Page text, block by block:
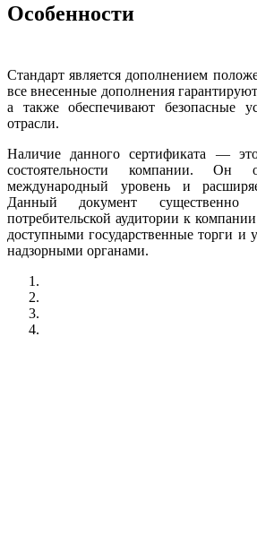
Особенности
Стандарт является дополнением
все внесенные дополнения
а также обеспечивают безопасные
отрасли.
Наличие данного сертификата —
состоятельности компании. Он
международный уровень и
Данный документ существенно
потребительской аудитории к
доступными государственные торги и
надзорными органами.